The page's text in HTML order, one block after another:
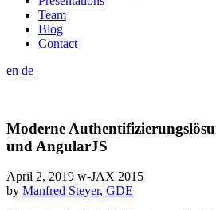
Team
Blog
Contact
en de
Moderne
und AngularJS
April 2, 2019 w-JAX 2015
by Manfred Steyer, GDE